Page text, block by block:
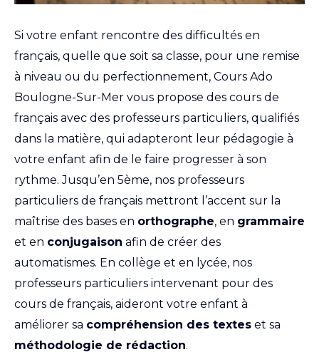
Si votre enfant rencontre des difficultés en
français, quelle que soit sa classe, pour une remise
à niveau ou du perfectionnement, Cours Ado
Boulogne-Sur-Mer vous propose des cours de
français avec des professeurs particuliers, qualifiés
dans la matière, qui adapteront leur pédagogie à
votre enfant afin de le faire progresser à son
rythme. Jusqu’en 5ème, nos professeurs
particuliers de français mettront l’accent sur la
maîtrise des bases en orthographe, en grammaire
et en conjugaison afin de créer des
automatismes. En collège et en lycée, nos
professeurs particuliers intervenant pour des
cours de français, aideront votre enfant à
améliorer sa compréhension des textes et sa
méthodologie de rédaction.